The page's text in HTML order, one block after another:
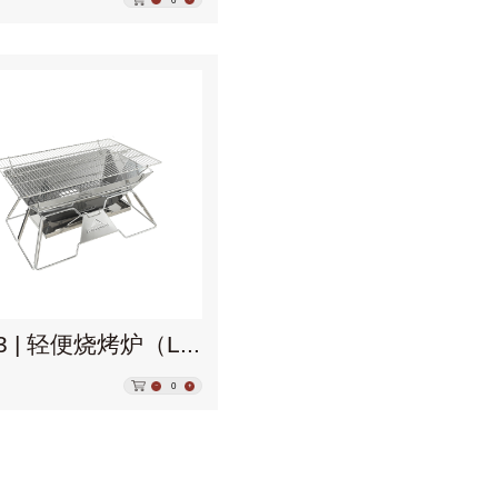
MT-3 | 轻便烧烤炉（L）
0